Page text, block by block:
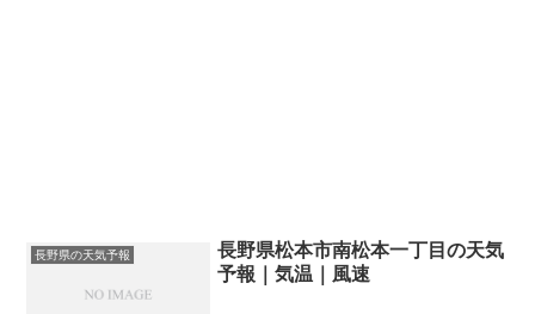
長野県の天気予報
長野県松本市南松本一丁目の天気
予報｜気温｜風速